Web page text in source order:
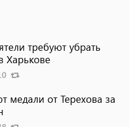
требуют убрать
Харькове
медали от Терехова за